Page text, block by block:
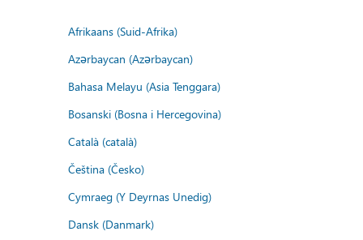
Afrikaans (Suid-Afrika)
Azərbaycan (Azərbaycan)
Bahasa Melayu (Asia Tenggara)
Bosanski (Bosna i Hercegovina)
Català (català)
Čeština (Česko)
Cymraeg (Y Deyrnas Unedig)
Dansk (Danmark)